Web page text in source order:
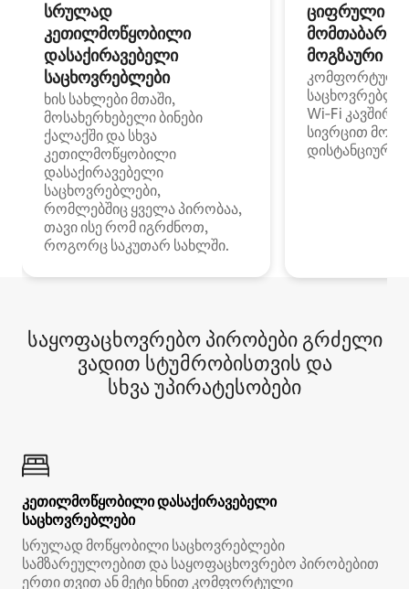
სრულად
კეთილმოწყობილი
დასაქირავებელი
საცხოვრებლები
ხის სახლები მთაში,
მოსახერხებელი ბინები
ქალაქში და სხვა
კეთილმოწყობილი
დასაქირავებელი
საცხოვრებლები,
რომლებშიც ყველა პირობაა,
თავი ისე რომ იგრძნოთ,
როგორც საკუთარ სახლში.
ციფრული
მოგზაური
კომფორტული
Wi‑Fi
სივრცით
დისტანციური
საყოფაცხოვრებო პირობები გრძელი
ვადით სტუმრობისთვის და
სხვა უპირატესობები
კეთილმოწყობილი დასაქირავებელი
საცხოვრებლები
სრულად მოწყობილი საცხოვრებლები
სამზარეულოებით და საყოფაცხოვრებო პირობებით
ერთი თვით ან მეტი ხნით კომფორტული